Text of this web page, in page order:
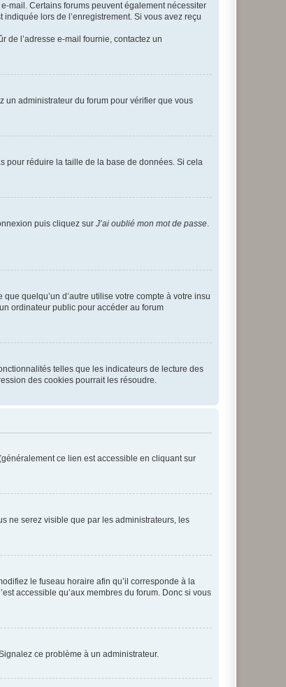
mail. Certains forums peuvent également nécessiter
lors de l’enregistrement. Si vous avez reçu
de l’adresse e-mail fournie, contactez un
un administrateur du forum pour vérifier que vous
pour réduire la taille de la base de données. Si cela
puis cliquez sur J’ai oublié mon mot de passe.
quelqu’un d’autre utilise votre compte à votre insu
ordinateur public pour accéder au forum
telles que les indicateurs de lecture des
des cookies pourrait les résoudre.
ce lien est accessible en cliquant sur
ne serez visible que par les administrateurs, les
le fuseau horaire afin qu’il corresponde à la
accessible qu’aux membres du forum. Donc si vous
ce problème à un administrateur.